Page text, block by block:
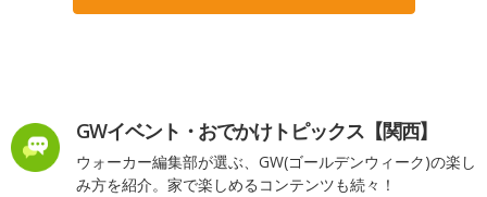
GWイベント・おでかけトピックス【関西】
ウォーカー編集部が選ぶ、GW(ゴールデンウィーク)の楽し
み方を紹介。家で楽しめるコンテンツも続々！